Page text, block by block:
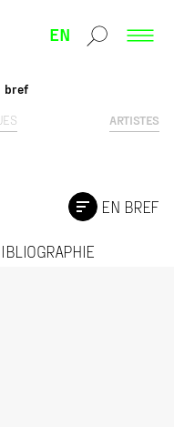
EN
ARTISTES
bref
EN BREF